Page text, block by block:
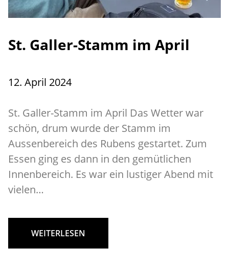
St. Galler-Stamm im April
12. April 2024
St. Galler-Stamm im April Das Wetter war
schön, drum wurde der Stamm im
Aussenbereich des Rubens gestartet. Zum
Essen ging es dann in den gemütlichen
Innenbereich. Es war ein lustiger Abend mit
vielen…
WEITERLESEN